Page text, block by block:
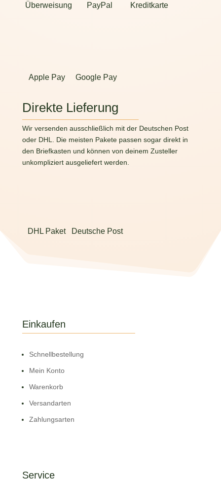
Überweisung PayPal Kreditkarte
Apple Pay Google Pay
Direkte Lieferung
Wir versenden ausschließlich mit der Deutschen Post
oder DHL. Die meisten Pakete passen sogar direkt in
den Briefkasten und können von deinem Zusteller
unkompliziert ausgeliefert werden.
DHL Paket Deutsche Post
Einkaufen
Schnell­bestellung
Mein Konto
Warenkorb
Versandarten
Zahlungsarten
Service